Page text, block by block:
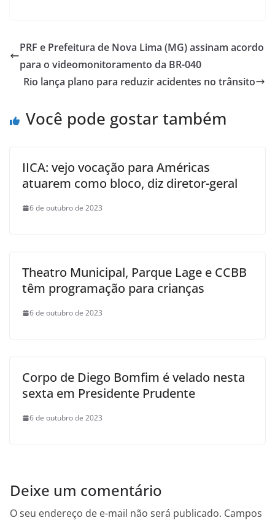
PRF e Prefeitura de Nova Lima (MG) assinam acordo
para o videomonitoramento da BR-040
Rio lança plano para reduzir acidentes no trânsito
Você pode gostar também
IICA: vejo vocação para Américas
atuarem como bloco, diz diretor-geral
6 de outubro de 2023
Theatro Municipal, Parque Lage e CCBB
têm programação para crianças
6 de outubro de 2023
Corpo de Diego Bomfim é velado nesta
sexta em Presidente Prudente
6 de outubro de 2023
Deixe um comentário
O seu endereço de e-mail não será publicado. Campos